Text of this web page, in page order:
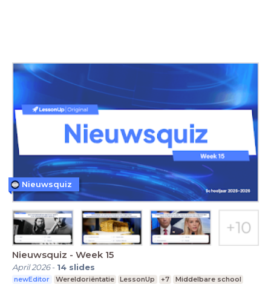
Nieuwsquiz - Week 15
April 2026- 14 slides
newEditor Wereldoriëntatie LessonUp +7
Middelbare school
Nieuwsquiz